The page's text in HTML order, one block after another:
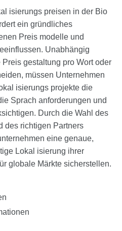
isierungs preisen in der Bio
ein gründliches
Preis modelle und
Unabhängig
gestaltung pro Wort oder
müssen Unternehmen
isierungs projekte die
Sprach anforderungen und
Durch die Wahl des
des richtigen Partners
eine genaue,
Lokal isierung ihrer
globale Märkte sicherstellen.